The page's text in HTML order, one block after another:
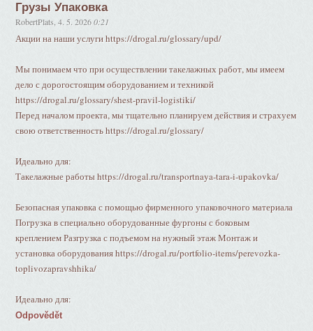
Грузы Упаковка
RobertPlats ,4. 5. 2026 0:21
Акции на наши услуги https://drogal.ru/glossary/upd/
Мы понимаем что при осуществлении такелажных работ, мы имеем
дело с дорогостоящим оборудованием и техникой
https://drogal.ru/glossary/shest-pravil-logistiki/
Перед началом проекта, мы тщательно планируем действия и страхуем
свою ответственность https://drogal.ru/glossary/
Идеально для:
Такелажные работы https://drogal.ru/transportnaya-tara-i-upakovka/
Безопасная упаковка с помощью фирменного упаковочного материала
Погрузка в специально оборудованные фургоны с боковым
креплением Разгрузка с подъемом на нужный этаж Монтаж и
установка оборудования https://drogal.ru/portfolio-items/perevozka-
toplivozapravshhika/
Идеально для:
Odpovědět